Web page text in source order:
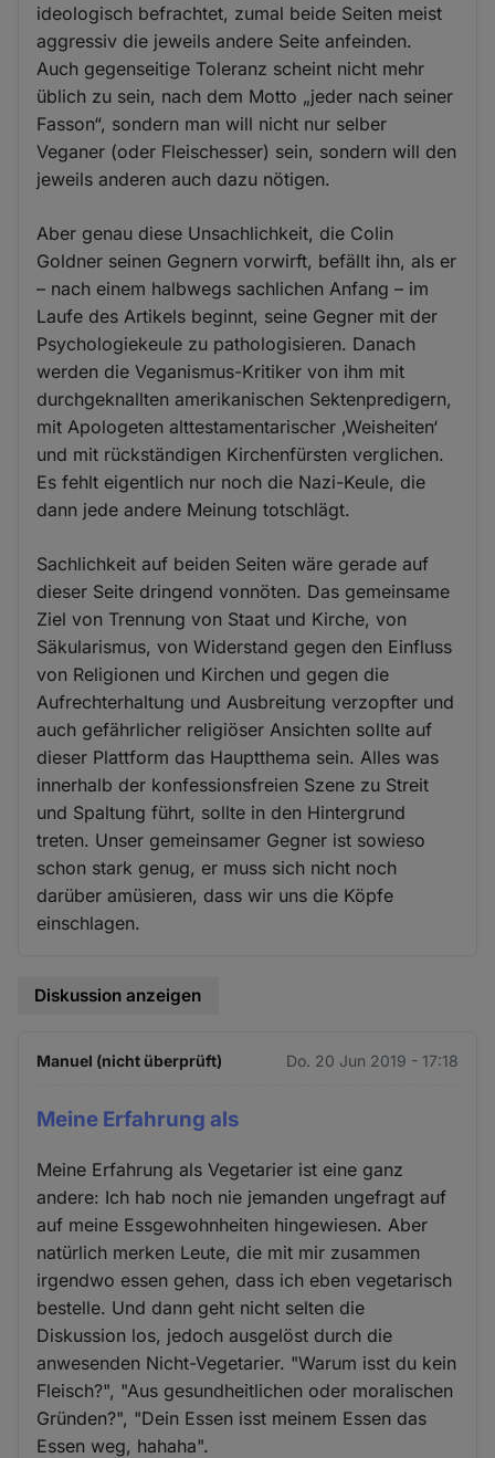
ideologisch befrachtet, zumal beide Seiten meist
aggressiv die jeweils andere Seite anfeinden.
Auch gegenseitige Toleranz scheint nicht mehr
üblich zu sein, nach dem Motto „jeder nach seiner
Fasson“, sondern man will nicht nur selber
Veganer (oder Fleischesser) sein, sondern will den
jeweils anderen auch dazu nötigen.
Aber genau diese Unsachlichkeit, die Colin
Goldner seinen Gegnern vorwirft, befällt ihn, als er
– nach einem halbwegs sachlichen Anfang – im
Laufe des Artikels beginnt, seine Gegner mit der
Psychologiekeule zu pathologisieren. Danach
werden die Veganismus-Kritiker von ihm mit
durchgeknallten amerikanischen Sektenpredigern,
mit Apologeten alttestamentarischer ‚Weisheiten‘
und mit rückständigen Kirchenfürsten verglichen.
Es fehlt eigentlich nur noch die Nazi-Keule, die
dann jede andere Meinung totschlägt.
Sachlichkeit auf beiden Seiten wäre gerade auf
dieser Seite dringend vonnöten. Das gemeinsame
Ziel von Trennung von Staat und Kirche, von
Säkularismus, von Widerstand gegen den Einfluss
von Religionen und Kirchen und gegen die
Aufrechterhaltung und Ausbreitung verzopfter und
auch gefährlicher religiöser Ansichten sollte auf
dieser Plattform das Hauptthema sein. Alles was
innerhalb der konfessionsfreien Szene zu Streit
und Spaltung führt, sollte in den Hintergrund
treten. Unser gemeinsamer Gegner ist sowieso
schon stark genug, er muss sich nicht noch
darüber amüsieren, dass wir uns die Köpfe
einschlagen.
Diskussion anzeigen
Manuel (nicht überprüft) Do. 20 Jun 2019 - 17:18
Meine Erfahrung als
Meine Erfahrung als Vegetarier ist eine ganz
andere: Ich hab noch nie jemanden ungefragt auf
auf meine Essgewohnheiten hingewiesen. Aber
natürlich merken Leute, die mit mir zusammen
irgendwo essen gehen, dass ich eben vegetarisch
bestelle. Und dann geht nicht selten die
Diskussion los, jedoch ausgelöst durch die
anwesenden Nicht-Vegetarier. "Warum isst du kein
Fleisch?", "Aus gesundheitlichen oder moralischen
Gründen?", "Dein Essen isst meinem Essen das
Essen weg, hahaha".